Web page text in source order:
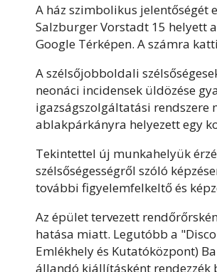
A ház szimbolikus jelentőségét
Salzburger Vorstadt 15 helyett
Google Térképen. A számra
A szélsőjobboldali
neonáci incidensek üldözése
igazságszolgáltatási
ablakpárkányra helyezett egy
Tekintettel új munkahelyük
szélsőségességről szóló
további figyelemfelkeltő és
Az épület tervezett
hatása miatt. Legutóbb a
Emlékhely és Kutatóközpont)
állandó kiállításként rendezzék